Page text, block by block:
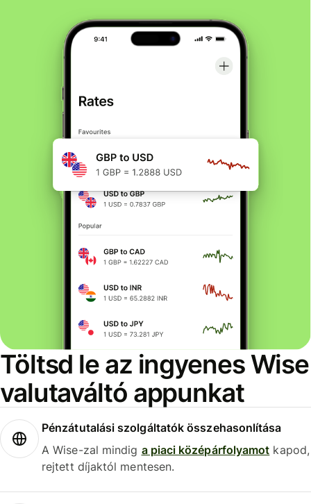
Töltsd le az ingyenes Wise
valutaváltó appunkat
Pénzátutalási szolgáltatók összehasonlítása
A Wise-zal mindig a piaci középárfolyamot kapod,
rejtett díjaktól mentesen.